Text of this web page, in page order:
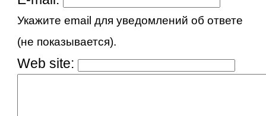
Укажите email для уведомлений об ответе
(не показывается).
Web site: